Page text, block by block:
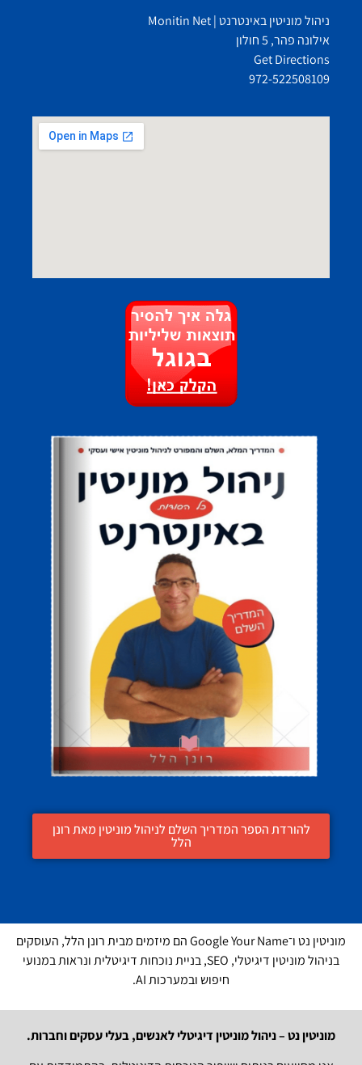
ניהול מוניטין באינטרנט | Monitin Net
אילונה פהר, 5 חולון
Get Directions
972-522508109
להורדת הספר המדריך השלם לניהול מוניטין מאת רונן
הלל
מוניטין נט ו־Google Your Name הם מיזמים מבית רונן הלל, העוסקים
בניהול מוניטין דיגיטלי, SEO, בניית נוכחות דיגיטלית ונראות במנועי
חיפוש ובמערכות AI.
מוניטין נט – ניהול מוניטין דיגיטלי לאנשים, בעלי עסקים וחברות.